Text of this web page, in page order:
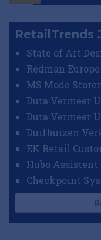
RetailTrends
State of Art
Redman
MS Mode
Dura Vermeer
Dura Vermeer
Duifhuizen
EK Retail
Hubo Assistent